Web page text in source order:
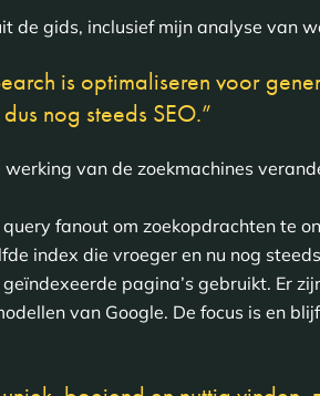
de gids, inclusief mijn analyse van
is optimaliseren voor
nog steeds SEO.”
van de zoekmachines
fanout om zoekopdrachten te
index die vroeger en nu nog
pagina’s gebruikt. Er
van Google. De focus is en